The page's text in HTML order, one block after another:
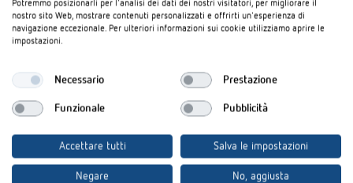
Potremmo posizionarli per l'analisi dei dati dei nostri visitatori, per migliorare il
nostro sito Web, mostrare contenuti personalizzati e offrirti un'esperienza di
navigazione eccezionale. Per ulteriori informazioni sui cookie utilizziamo aprire le
impostazioni.
Necessario Prestazione
Funzionale Pubblicità
Accettare tutti Salva le impostazioni
Negare No, aggiusta